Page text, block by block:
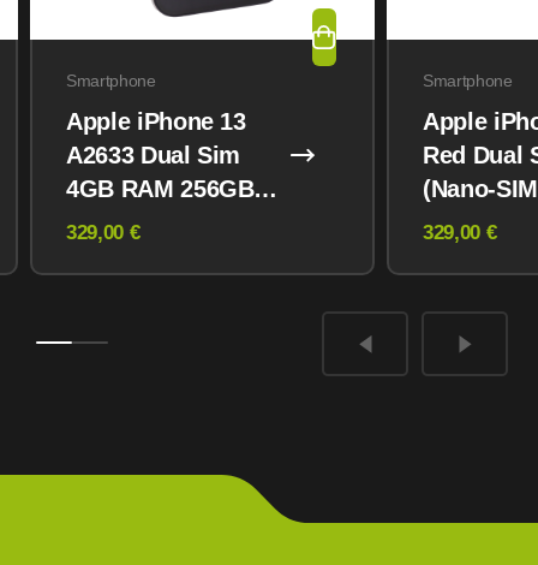
Smartphone
Apple iPhone 13
A2633 Dual Sim
4GB RAM 256GB
Midnight
329,00 €
Smartphone
Apple
Red Dual
(Nano-
eSIM)
329,00 €